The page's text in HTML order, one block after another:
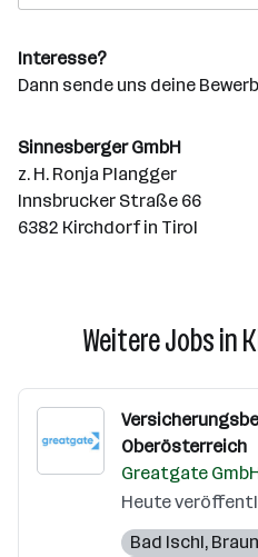
Interesse?
Dann sende uns deine
Sinnesberger GmbH
z. H. Ronja Plangger
Innsbrucker Straße 66
6382 Kirchdorf in Tirol
Weitere Jobs in
Oberösterreich
Greatgate
Heute
Bad Ischl,